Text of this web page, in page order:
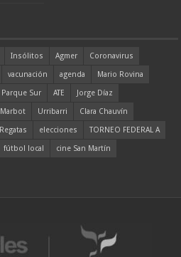
Insólitos Agmer
Coronavirus
vacunación agenda
Mario Rovina
Parque Sur ATE
Jorge Díaz
Marbot Urribarri
Clara Chauvín
Regatas elecciones
TORNEO FEDERAL A
fútbol local cine San Martín